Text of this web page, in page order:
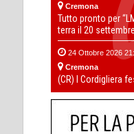
Cremona
Tutto pronto per
terra il 20 settembre
24 Ottobre 2026
Cremona
(CR) I Cordigliera